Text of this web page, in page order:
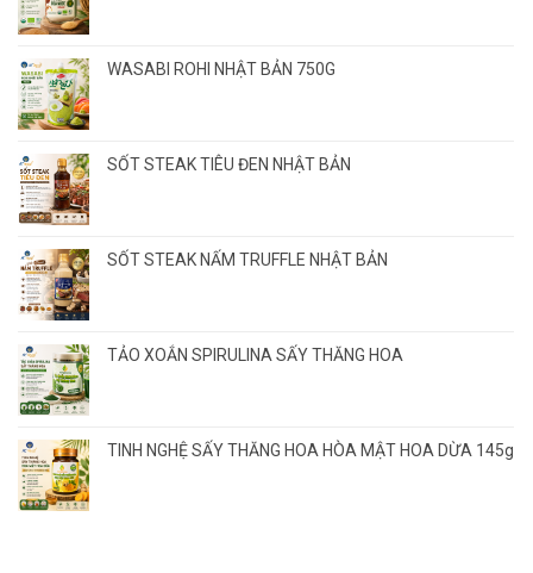
WASABI ROHI NHẬT BẢN 750G
SỐT STEAK TIÊU ĐEN NHẬT BẢN
SỐT STEAK NẤM TRUFFLE NHẬT BẢN
TẢO XOẮN SPIRULINA SẤY THĂNG HOA
TINH NGHỆ SẤY THĂNG HOA HÒA MẬT HOA DỪA 145g